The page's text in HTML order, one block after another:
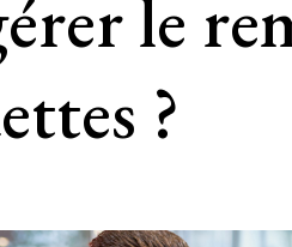
le
?